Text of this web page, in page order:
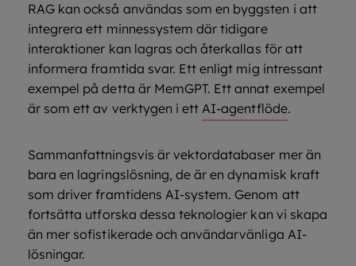
RAG kan också användas som en byggsten i att
integrera ett minnessystem där tidigare
interaktioner kan lagras och återkallas för att
informera framtida svar. Ett enligt mig intressant
exempel på detta är MemGPT. Ett annat exempel
är som ett av verktygen i ettAI-agentflöde.
Sammanfattningsvis är vektordatabaser mer än
bara en lagringslösning, de är en dynamisk kraft
som driver framtidens AI-system. Genom att
fortsätta utforska dessa teknologier kan vi skapa
än mer sofistikerade och användarvänliga AI-
lösningar.